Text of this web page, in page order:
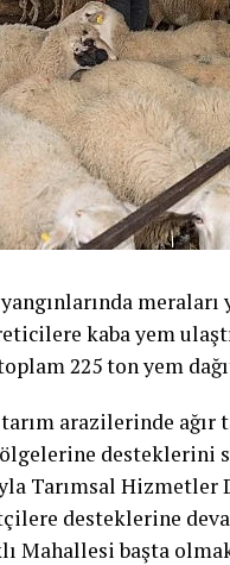
kaba yem
225 ton yem
arazilerinde ağır
Tarımsal Hizmetler
desteklerine
Mahallesi başta